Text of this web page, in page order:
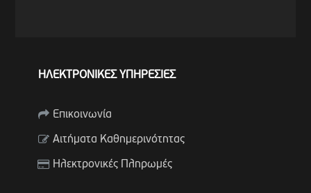
ΗΛΕΚΤΡΟΝΙΚΕΣ ΥΠΗΡΕΣΙΕΣ
Επικοινωνία
Αιτήματα Καθημερινότητας
Ηλεκτρονικές Πληρωμές